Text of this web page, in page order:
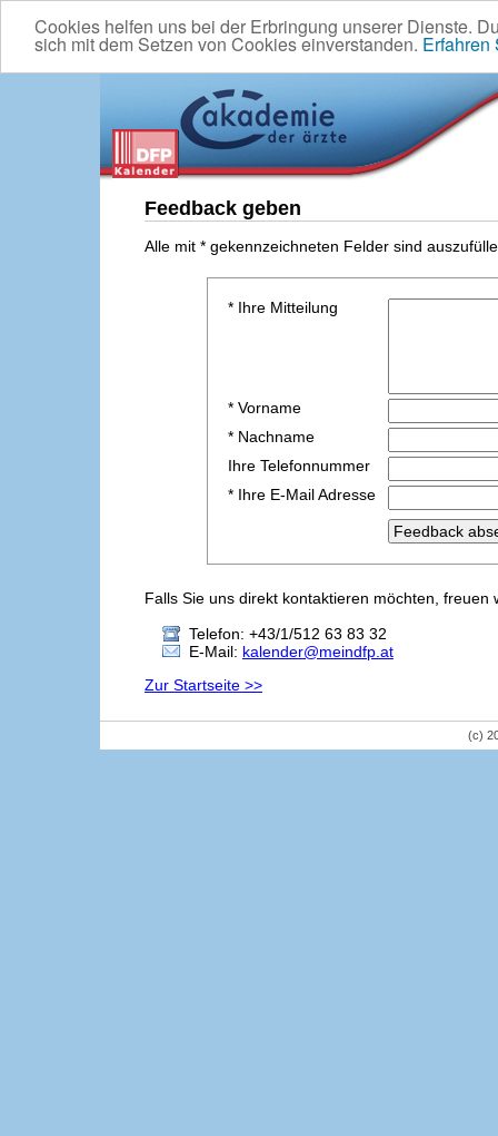
Cookies helfen uns bei der Erbringung unserer Dienste.
sich mit dem Setzen von Cookies einverstanden. Erfahren
Feedback geben
Alle mit * gekennzeichneten Felder sind
* Ihre Mitteilung
* Vorname
* Nachname
Ihre Telefonnummer
* Ihre E-Mail Adresse
Falls Sie uns direkt kontaktieren möchten,
Telefon: +43/1/512 63 83 32
E-Mail: kalender@meindfp.at
Zur Startseite >>
(c)